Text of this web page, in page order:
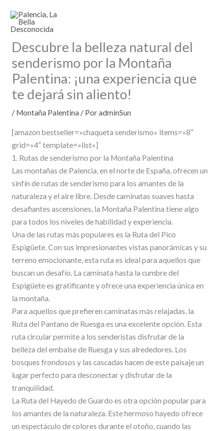
contenido
Descubre la belleza natural del
senderismo por la Montaña
Palentina: ¡una experiencia que
te dejará sin aliento!
/ Montaña Palentina / PoradminSun
[amazon bestseller=»chaqueta senderismo» items=»8″
grid=»4″ template=»list»]
1. Rutas de senderismo por la Montaña Palentina
Las montañas de Palencia, en el norte de España, ofrecen un
sinfín de rutas de senderismo para los amantes de la
naturaleza y el aire libre. Desde caminatas suaves hasta
desafiantes ascensiones, la Montaña Palentina tiene algo
para todos los niveles de habilidad y experiencia.
Una de las rutas más populares es la Ruta del Pico
Espigüete. Con sus impresionantes vistas panorámicas y su
terreno emocionante, esta ruta es ideal para aquellos que
buscan un desafío. La caminata hasta la cumbre del
Espigüete es gratificante y ofrece una experiencia única en
la montaña.
Para aquellos que prefieren caminatas más relajadas, la
Ruta del Pantano de Ruesga es una excelente opción. Esta
ruta circular permite a los senderistas disfrutar de la
belleza del embalse de Ruesga y sus alrededores. Los
bosques frondosos y las cascadas hacen de este paisaje un
lugar perfecto para desconectar y disfrutar de la
tranquilidad.
La Ruta del Hayedo de Guardo es otra opción popular para
los amantes de la naturaleza. Este hermoso hayedo ofrece
un espectáculo de colores durante el otoño, cuando las